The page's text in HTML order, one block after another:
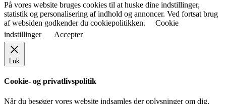
På vores website bruges cookies til at huske dine indstillinger,
statistik og personalisering af indhold og annoncer. Ved fortsat brug
af websiden godkender du cookiepolitikken.
Cookie
indstillinger
Accepter
Luk
Cookie- og privatlivspolitik
Når du besøger vores website indsamles der oplysninger om dig,